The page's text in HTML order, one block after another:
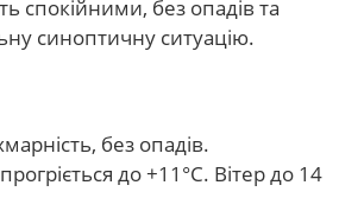
спокійними, без опадів та
синоптичну ситуацію.
без опадів.
до +11°С. Вітер до 14